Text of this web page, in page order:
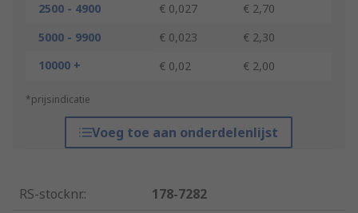
2500 - 4900
€ 0,027
€ 2,70
5000 - 9900
€ 0,023
€ 2,30
10000 +
€ 0,02 € 2,00
*prijsindicatie
Voeg toe aan onderdelenlijst
RS-stocknr.:
178-7282